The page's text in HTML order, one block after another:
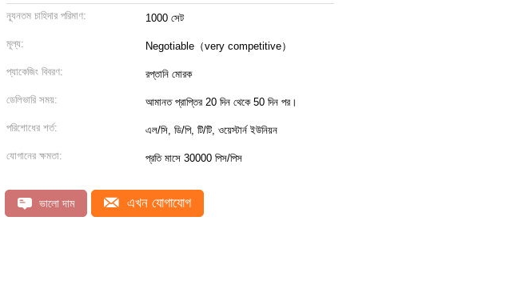
ন্যূনতম চাহিদার পরিমাণ: 1000 সেট
মূল্য: Negotiable（very competitive）
প্যাকেজিং বিবরণ: রপ্তানি মোরক
ডেলিভারি সময়: আমানত প্রাপ্তির 20 দিন থেকে 50 দিন পর।
পরিশোধের শর্ত: এল/সি, ডি/পি, টি/টি, ওয়েস্টার্ন ইউনিয়ন
যোগানের ক্ষমতা: প্রতি মাসে 30000 পিস/পিস
ভালো দাম এখন যোগাযোগ